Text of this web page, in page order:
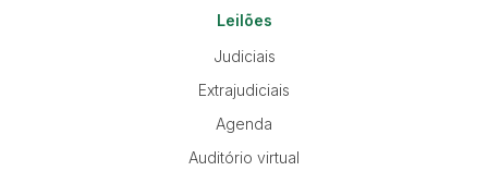
Leilões
Judiciais
Extrajudiciais
Agenda
Auditório virtual